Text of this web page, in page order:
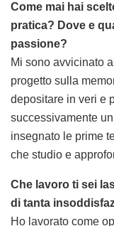
Come mai hai
pratica? Dove e
passione?
Mi sono avvicinato
progetto sulla
depositare in veri e
successivamente
insegnato le prime
che studio e
Che lavoro ti sei
di tanta
Ho lavorato come